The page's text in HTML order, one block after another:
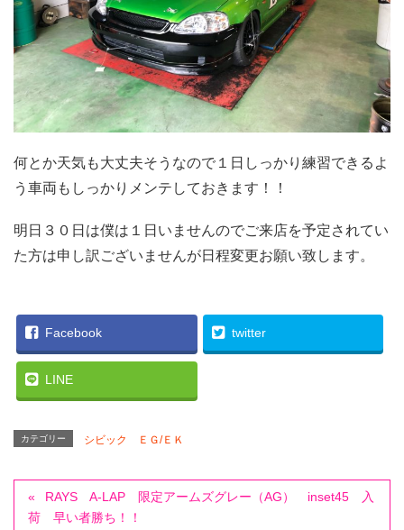
何とか天気も大丈夫そうなので１日しっかり練習できるよ
う車両もしっかりメンテしておきます！！
明日３０日は僕は１日いませんのでご来店を予定されてい
た方は申し訳ございませんが日程変更お願い致します。
Facebook twitter
LINE
カテゴリー シビック ＥＧ/ＥＫ
RAYS A-LAP 限定アームズグレー（AG） inset45 入
荷 早い者勝ち！！